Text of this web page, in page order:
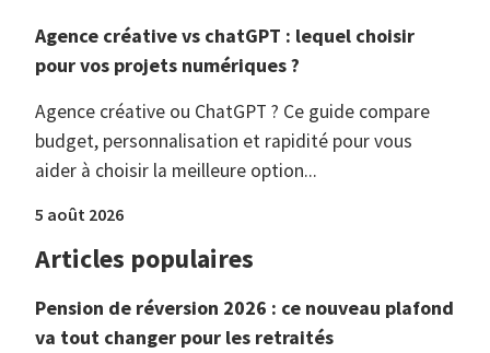
Agence créative vs chatGPT : lequel choisir
pour vos projets numériques ?
Agence créative ou ChatGPT ? Ce guide compare
budget, personnalisation et rapidité pour vous
aider à choisir la meilleure option...
5 août 2026
Articles populaires
Pension de réversion 2026 : ce nouveau plafond
va tout changer pour les retraités